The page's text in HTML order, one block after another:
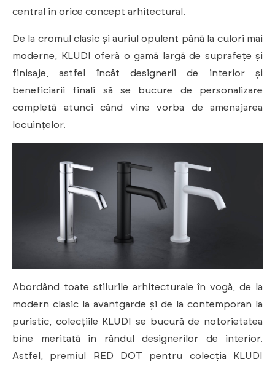
central în orice concept arhitectural.
De la cromul clasic și auriul opulent până la culori mai
moderne, KLUDI oferă o gamă largă de suprafețe și
finisaje, astfel încât designerii de interior și
beneficiarii finali să se bucure de personalizare
completă atunci când vine vorba de amenajarea
locuințelor.
Abordând toate stilurile arhitecturale în vogă, de la
modern clasic la avantgarde și de la contemporan la
puristic, colecțiile KLUDI se bucură de notorietatea
bine meritată în rândul designerilor de interior.
Astfel, premiul RED DOT pentru colecția KLUDI